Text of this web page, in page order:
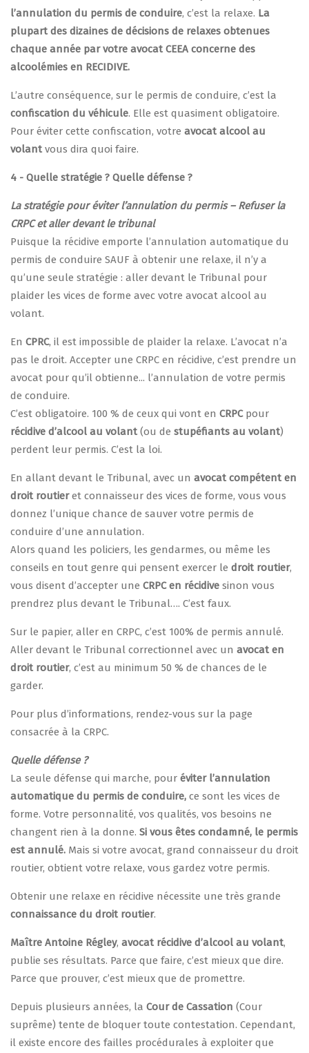
l’annulation du permis de conduire, c’est la relaxe. La
plupart des dizaines de décisions de relaxes obtenues
chaque année par votre avocat CEEA concerne des
alcoolémies en RECIDIVE.
L’autre conséquence, sur le permis de conduire, c’est la
confiscation du véhicule. Elle est quasiment obligatoire.
Pour éviter cette confiscation, votre avocat alcool au
volant vous dira quoi faire.
4 - Quelle stratégie ? Quelle défense ?
La stratégie pour éviter l’annulation du permis – Refuser la
CRPC et aller devant le tribunal
Puisque la récidive emporte l’annulation automatique du
permis de conduire SAUF à obtenir une relaxe, il n’y a
qu’une seule stratégie : aller devant le Tribunal pour
plaider les vices de forme avec votre avocat alcool au
volant.
En CPRC, il est impossible de plaider la relaxe. L’avocat n’a
pas le droit. Accepter une CRPC en récidive, c’est prendre un
avocat pour qu’il obtienne... l’annulation de votre permis
de conduire.
C’est obligatoire. 100 % de ceux qui vont en CRPCpour
récidive d’alcool au volant (ou de stupéfiants au volant)
perdent leur permis. C’est la loi.
En allant devant le Tribunal, avec un avocat compétent en
droit routieret connaisseur des vices de forme, vous vous
donnez l’unique chance de sauver votre permis de
conduire d’une annulation.
Alors quand les policiers, les gendarmes, ou même les
conseils en tout genre qui pensent exercer le droit routier,
vous disent d’accepter une CRPC en récidive sinon vous
prendrez plus devant le Tribunal…. C’est faux.
Sur le papier, aller en CRPC, c’est 100% de permis annulé.
Aller devant le Tribunal correctionnel avec un avocat en
droit routier, c’est au minimum 50 % de chances de le
garder.
Pour plus d’informations, rendez-vous sur la page
consacrée à la CRPC.
Quelle défense ?
La seule défense qui marche, pour éviter l’annulation
automatique du permis de conduire, ce sont les vices de
forme. Votre personnalité, vos qualités, vos besoins ne
changent rien à la donne. Si vous êtes condamné, le permis
est annulé. Mais si votre avocat, grand connaisseur du droit
routier, obtient votre relaxe, vous gardez votre permis.
Obtenir une relaxe en récidive nécessite une très grande
connaissance du droit routier.
Maître Antoine Régley, avocat récidive d’alcool au volant,
publie ses résultats. Parce que faire, c’est mieux que dire.
Parce que prouver, c’est mieux que de promettre.
Depuis plusieurs années, la Cour de Cassation (Cour
suprême) tente de bloquer toute contestation. Cependant,
il existe encore des failles procédurales à exploiter que